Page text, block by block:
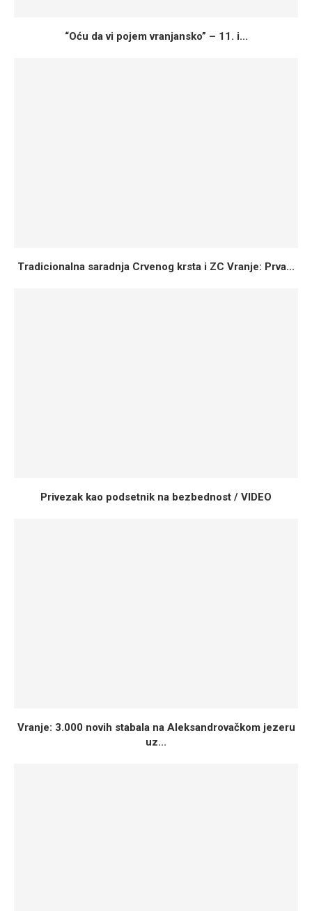
“Oću da vi pojem vranjansko” – 11. i...
Tradicionalna saradnja Crvenog krsta i ZC Vranje: Prva...
Privezak kao podsetnik na bezbednost / VIDEO
Vranje: 3.000 novih stabala na Aleksandrovačkom jezeru
uz...